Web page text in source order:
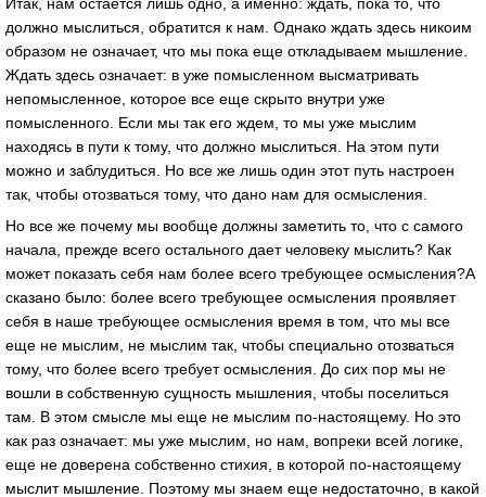
должно мыслиться, обратится к нам. Однако ждать здесь никоим
образом не означает, что мы пока еще откладываем мышление.
Ждать здесь означает: в уже помысленном высматривать
непомысленное, которое все еще скрыто внутри уже
помысленного. Если мы так его ждем, то мы уже мыслим
находясь в пути к тому, что должно мыслиться. На этом пути
можно и заблудиться. Но все же лишь один этот путь настроен
так, чтобы отозваться тому, что дано нам для осмысления.
Но все же почему мы вообще должны заметить то, что с самого
начала, прежде всего остального дает человеку мыслить? Как
может показать себя нам более всего требующее осмысления?А
сказано было: более всего требующее осмысления проявляет
себя в наше требующее осмысления время в том, что мы все
еще не мыслим, не мыслим так, чтобы специально отозваться
тому, что более всего требует осмысления. До сих пор мы не
вошли в собственную сущность мышления, чтобы поселиться
там. В этом смысле мы еще не мыслим по-настоящему. Но это
как раз означает: мы уже мыслим, но нам, вопреки всей логике,
еще не доверена собственно стихия, в которой по-настоящему
мыслит мышление. Поэтому мы знаем еще недостаточно, в какой